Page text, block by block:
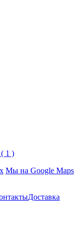
( 1 )
Мы на Google Maps
Доставка